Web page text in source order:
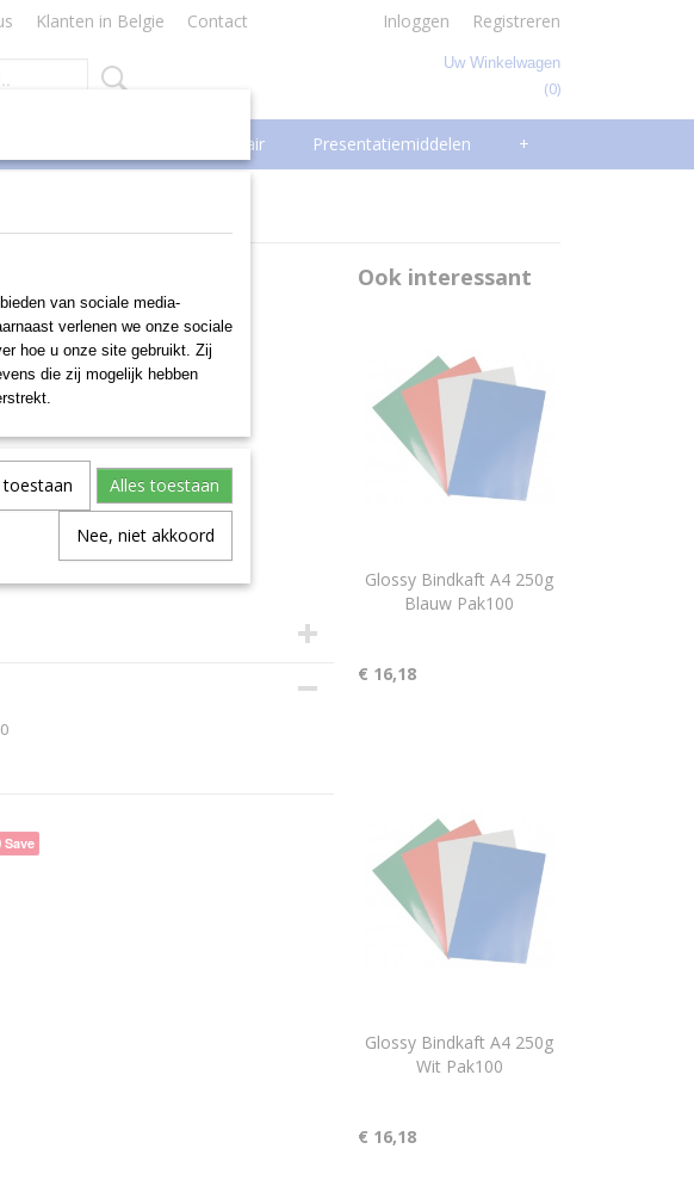
Klanten in Belgie Contact Inloggen Registreren
Uw Winkelwagen
(0)
Facilitair Presentatiemiddelen +
250g Rood
PAVO 2016 8011087
Save
Ook interessant
Glossy Bindkaft A4 250g
Blauw Pak100
€ 16,18
Glossy Bindkaft A4 250g
Wit Pak100
€ 16,18
van sociale media-
verlenen we onze sociale
hoe u onze site gebruikt. Zij
die zij mogelijk hebben
toestaan Alles toestaan
Nee, niet akkoord